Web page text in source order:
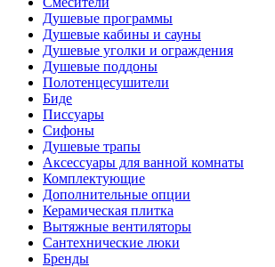
Душевые программы
Душевые кабины и сауны
Душевые уголки и ограждения
Душевые поддоны
Полотенцесушители
Биде
Писсуары
Сифоны
Душевые трапы
Аксессуары для ванной комнаты
Комплектующие
Дополнительные опции
Керамическая плитка
Вытяжные вентиляторы
Сантехнические люки
Бренды